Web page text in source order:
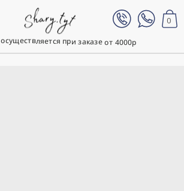
при заказе от 4000р
0